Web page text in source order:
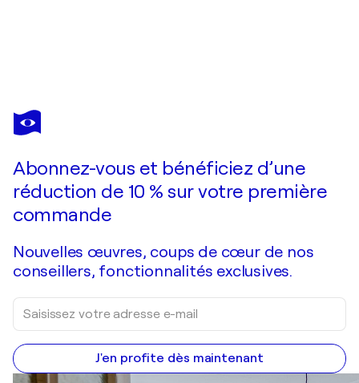
ALESIA YEREMEYEVA
The Gift
Abonnez-vous et bénéficiez d’une
réduction de 10 % sur votre première
commande
Nouvelles œuvres, coups de cœur de nos
conseillers, fonctionnalités exclusives.
J'en profite dès maintenant